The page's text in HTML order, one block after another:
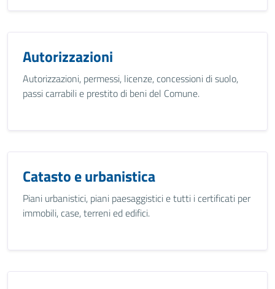
Autorizzazioni
Autorizzazioni, permessi, licenze, concessioni di suolo,
passi carrabili e prestito di beni del Comune.
Catasto e urbanistica
Piani urbanistici, piani paesaggistici e tutti i certificati per
immobili, case, terreni ed edifici.